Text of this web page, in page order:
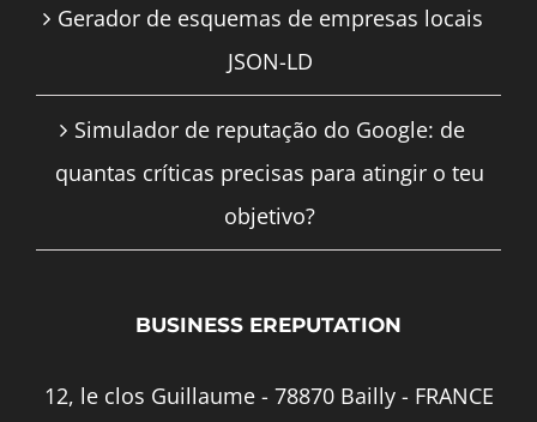
Gerador de esquemas de empresas locais
JSON-LD
Simulador de reputação do Google: de
quantas críticas precisas para atingir o teu
objetivo?
BUSINESS EREPUTATION
12, le clos Guillaume - 78870 Bailly - FRANCE